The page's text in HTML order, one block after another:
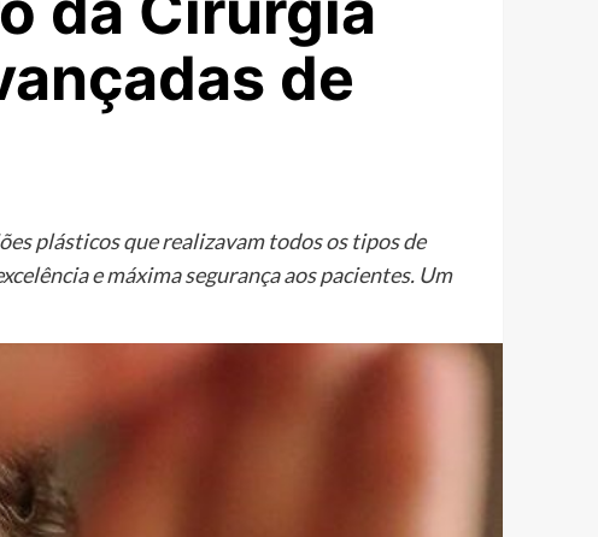
de
plásticos que realizavam todos os tipos de
e máxima segurança aos pacientes. Um